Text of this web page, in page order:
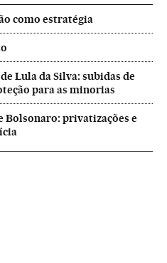
como estratégia
Lula da Silva: subidas de
para as minorias
privatizações e